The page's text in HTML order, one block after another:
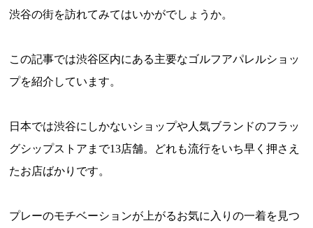
渋谷の街を訪れてみてはいかがでしょうか。
この記事では渋谷区内にある主要なゴルフアパレルショッ
プを紹介しています。
日本では渋谷にしかないショップや人気ブランドのフラッ
グシップストアまで13店舗。どれも流行をいち早く押さえ
たお店ばかりです。
プレーのモチベーションが上がるお気に入りの一着を見つ